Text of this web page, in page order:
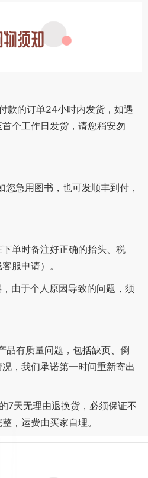
款的订单24小时内发货，如遇
个工作日发货，请您稍安勿
急用图书，也可发顺丰到付，
单时备注好正确的抬头、税
服申请）。
由于个人原因导致的问题，须
品有质量问题，包括缺页、倒
，我们承诺第一时间重新寄出
7天无理由退换货，必须保证不
，运费由买家自理。